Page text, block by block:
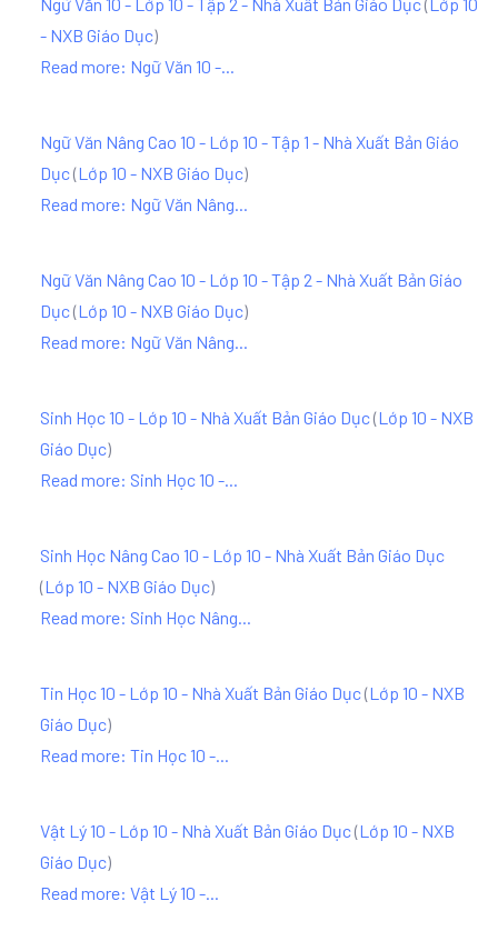
- NXB Giáo Dục)
Read more: Ngữ Văn 10 -...
Ngữ Văn Nâng Cao 10 - Lớp 10 - Tập 1 - Nhà Xuất Bản Giáo
Dục(Lớp 10 - NXB Giáo Dục)
Read more: Ngữ Văn Nâng...
Ngữ Văn Nâng Cao 10 - Lớp 10 - Tập 2 - Nhà Xuất Bản Giáo
Dục(Lớp 10 - NXB Giáo Dục)
Read more: Ngữ Văn Nâng...
Sinh Học 10 - Lớp 10 - Nhà Xuất Bản Giáo Dục(Lớp 10 - NXB
Giáo Dục)
Read more: Sinh Học 10 -...
Sinh Học Nâng Cao 10 - Lớp 10 - Nhà Xuất Bản Giáo Dục
(Lớp 10 - NXB Giáo Dục)
Read more: Sinh Học Nâng...
Tin Học 10 - Lớp 10 - Nhà Xuất Bản Giáo Dục(Lớp 10 - NXB
Giáo Dục)
Read more: Tin Học 10 -...
Vật Lý 10 - Lớp 10 - Nhà Xuất Bản Giáo Dục(Lớp 10 - NXB
Giáo Dục)
Read more: Vật Lý 10 -...